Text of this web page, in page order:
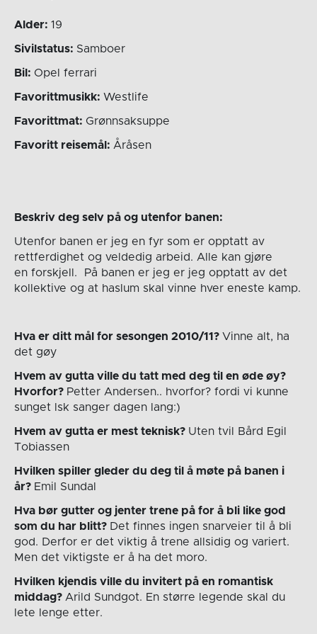
Alder: 19
Sivilstatus: Samboer
Bil: Opel ferrari
Favorittmusikk: Westlife
Favorittmat: Grønnsaksuppe
Favoritt reisemål: Åråsen
Beskriv deg selv på og utenfor banen:
Utenfor banen er jeg en fyr som er opptatt av
rettferdighet og veldedig arbeid. Alle kan gjøre
en forskjell. På banen er jeg er jeg opptatt av det
kollektive og at haslum skal vinne hver eneste kamp.
Hva er ditt mål for sesongen 2010/11? Vinne alt, ha
det gøy
Hvem av gutta ville du tatt med deg til en øde øy?
Hvorfor? Petter Andersen.. hvorfor? fordi vi kunne
sunget lsk sanger dagen lang:)
Hvem av gutta er mest teknisk? Uten tvil Bård Egil
Tobiassen
Hvilken spiller gleder du deg til å møte på banen i
år? Emil Sundal
Hva bør gutter og jenter trene på for å bli like god
som du har blitt? Det finnes ingen snarveier til å bli
god. Derfor er det viktig å trene allsidig og variert.
Men det viktigste er å ha det moro.
Hvilken kjendis ville du invitert på en romantisk
middag? Arild Sundgot. En større legende skal du
lete lenge etter.